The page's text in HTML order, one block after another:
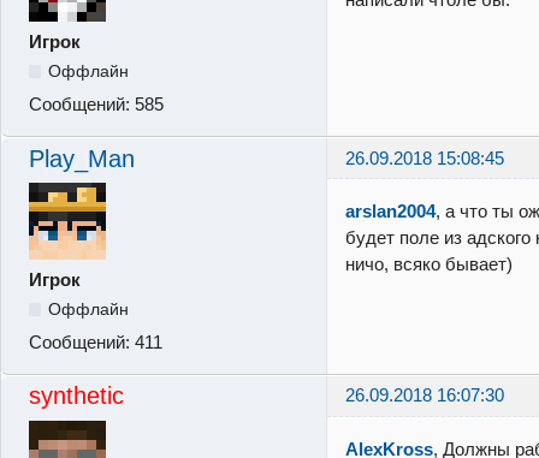
Игрок
Оффлайн
Сообщений: 585
Play_Man 26.09.2018 15:08:45
Игрок
Оффлайн
Сообщений: 411
arslan2004, а что ты
будет поле из
ничо, всяко бывает)
synthetic 26.09.2018 16:07:30
AlexKross, Должны